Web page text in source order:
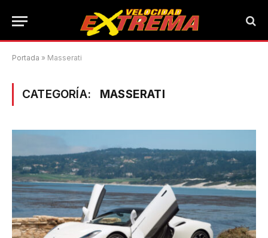
Portada » Masserati
CATEGORÍA: MASSERATI